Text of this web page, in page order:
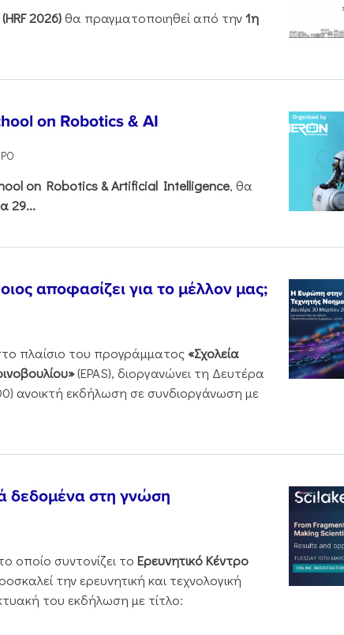
(HRF2026)θα πραγματοποιηθεί από την1η
on Robotics & AI
on Robotics &Artificial Intelligence, θα
29...
αποφασίζει για το μέλλον μας;
πλαίσιο του προγράμματος«Σχολεία
(EPAS), διοργανώνει τη Δευτέρα
ανοικτή εκδήλωση σε συνδιοργάνωση με
δεδομένα στη γνώση
οποίο συντονίζει το Ερευνητικό Κέντρο
την ερευνητική και τεχνολογική
του εκδήλωση με τίτλο: